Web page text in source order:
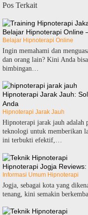
Pos Terkait
Belajar Hipnoterapi Online
Belajar Hipnoterapi Online
Ingin memahami dan
dan orang lain? Kini Anda
bimbingan…
Hipnoterapi Jarak Jauh:
Anda
Hipnoterapi Jarak Jauh
Hipnoterapi jarak jauh adalah
teknologi untuk memberikan
ini terbukti efektif,…
Hipnoterapi Jogja
Informasi Umum Hipnoterapi
Jogja, sebagai kota yang
tenang, kini semakin